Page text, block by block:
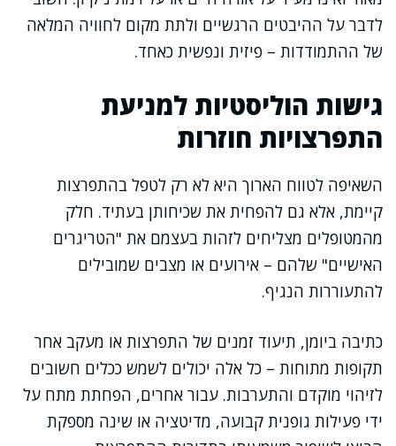
לדבר על ההיבטים הרגשיים ולתת מקום לחוויה המלאה
של ההתמודדות – פיזית ונפשית כאחד.
גישות הוליסטיות למניעת
התפרצויות חוזרות
השאיפה לטווח הארוך היא לא רק לטפל בהתפרצות
קיימת, אלא גם להפחית את שכיחותן בעתיד. חלק
מהמטופלים מצליחים לזהות בעצמם את "הטריגרים
האישיים" שלהם – אירועים או מצבים שמובילים
להתעוררות הנגיף.
כתיבה ביומן, תיעוד זמנים של התפרצות או מעקב אחר
תקופות מתוחות – כל אלה יכולים לשמש ככלים חשובים
לזיהוי מוקדם והתערבות. עבור אחרים, הפחתת מתח על
ידי פעילות גופנית קבועה, מדיטציה או שינה מספקת